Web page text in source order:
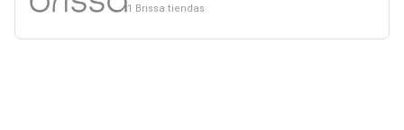
1 Brissa tiendas